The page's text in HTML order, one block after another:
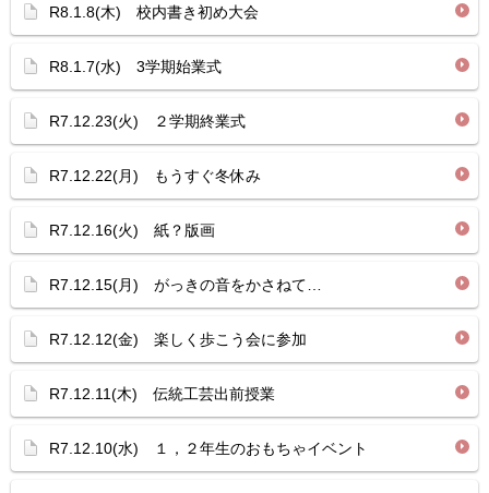
R8.1.8(木) 校内書き初め大会
R8.1.7(水) 3学期始業式
R7.12.23(火) ２学期終業式
R7.12.22(月) もうすぐ冬休み
R7.12.16(火) 紙？版画
R7.12.15(月) がっきの音をかさねて…
R7.12.12(金) 楽しく歩こう会に参加
R7.12.11(木) 伝統工芸出前授業
R7.12.10(水) １，２年生のおもちゃイベント